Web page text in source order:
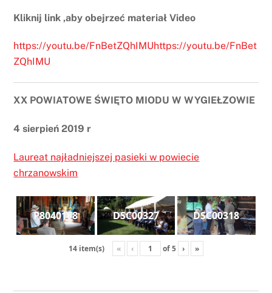
Kliknij link ,aby obejrzeć materiał Video
https://youtu.be/FnBetZQhIMUhttps://youtu.be/FnBet
ZQhIMU
XX POWIATOWE ŚWIĘTO MIODU W WYGIEŁZOWIE
4 sierpień 2019 r
Laureat najładniejszej pasieki w powiecie
chrzanowskim
P8040108 DSC00327 DSC00318
14 item(s) « ‹ of5 › »